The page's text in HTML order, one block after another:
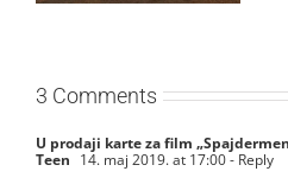
3 Comments
U prodaji karte za film
Teen 14. maj 2019. at 17:00- Reply